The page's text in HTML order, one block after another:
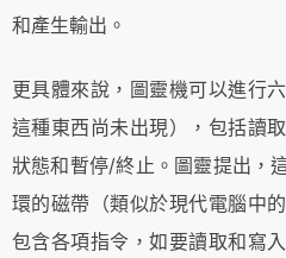
和產生輸出。
更具體來說，圖靈機可以進行
這種東西尚未出現），包括讀
狀態和暫停/終止。圖靈提出，
環的磁帶（類似於現代電腦中
包含各項指令，如要讀取和寫